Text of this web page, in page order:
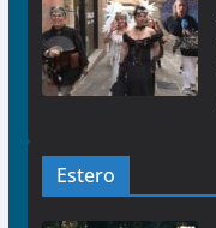
Estero